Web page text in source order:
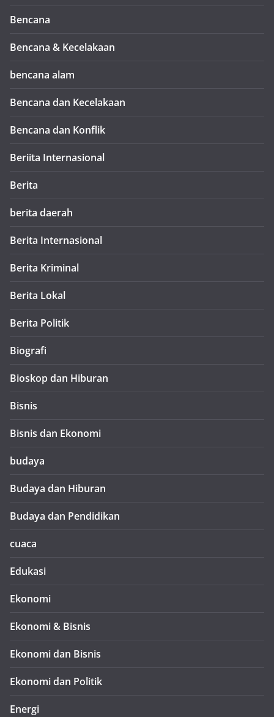
Bencana
Bencana & Kecelakaan
bencana alam
Bencana dan Kecelakaan
Bencana dan Konflik
Beriita Internasional
Berita
berita daerah
Berita Internasional
Berita Kriminal
Berita Lokal
Berita Politik
Biografi
Bioskop dan Hiburan
Bisnis
Bisnis dan Ekonomi
budaya
Budaya dan Hiburan
Budaya dan Pendidikan
cuaca
Edukasi
Ekonomi
Ekonomi & Bisnis
Ekonomi dan Bisnis
Ekonomi dan Politik
Energi